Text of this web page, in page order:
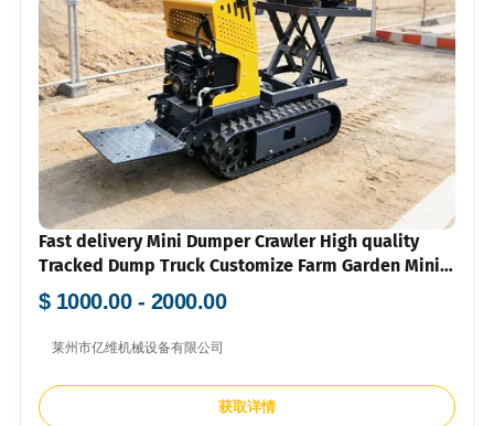
Fast delivery Mini Dumper Crawler High quality
Tracked Dump Truck Customize Farm Garden Mini
Crawler Dumper 500kg for Sale
$ 1000.00 - 2000.00
莱州市亿维机械设备有限公司
获取详情